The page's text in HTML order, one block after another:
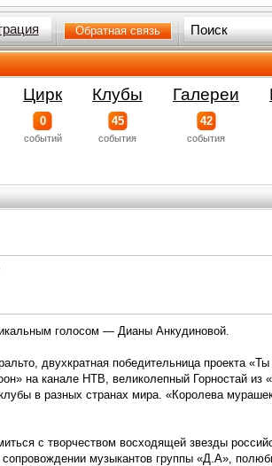
Обратная связь
Цирк
0
событий
Клубы
45
события
Галереи
42
события
голосом — Дианы Анкудиновой.
двухкратная победительница проекта
на канале НТВ, великолепный Горностай из
в разных странах мира. «Королева
с творчеством восходящей звезды
музыкантов группы «Д.А»,